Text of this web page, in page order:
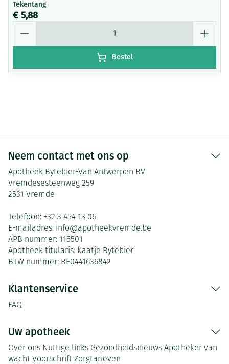
Tekentang
€ 5,88
Bestel
Neem contact met ons op
Apotheek Bytebier-Van Antwerpen BV
Vremdesesteenweg 259
2531 Vremde
Telefoon: +32 3 454 13 06
E-mailadres: info@apotheekvremde.be
APB nummer: 115501
Apotheek titularis: Kaatje Bytebier
BTW nummer: BE0441636842
Klantenservice
FAQ
Uw apotheek
Over ons Nuttige links Gezondheidsnieuws Apotheker van
wacht Voorschrift Zorgtarieven